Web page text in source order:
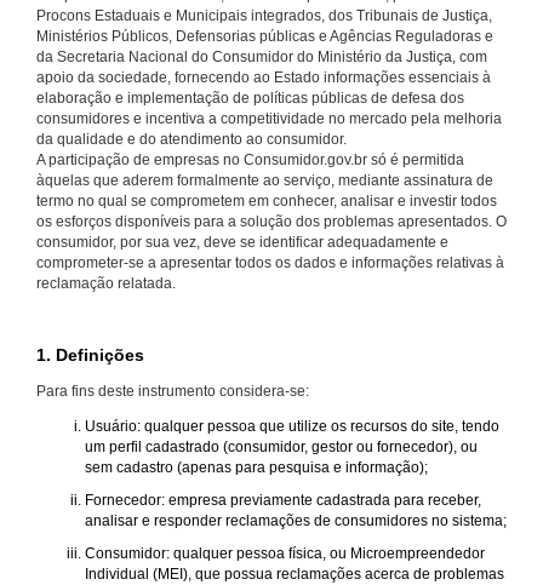
Procons Estaduais e Municipais integrados, dos Tribunais de Justiça,
Ministérios Públicos, Defensorias públicas e Agências Reguladoras e
da Secretaria Nacional do Consumidor do Ministério da Justiça, com
apoio da sociedade, fornecendo ao Estado informações essenciais à
elaboração e implementação de políticas públicas de defesa dos
consumidores e incentiva a competitividade no mercado pela melhoria
da qualidade e do atendimento ao consumidor.
A participação de empresas no Consumidor.gov.br só é permitida
àquelas que aderem formalmente ao serviço, mediante assinatura de
termo no qual se comprometem em conhecer, analisar e investir todos
os esforços disponíveis para a solução dos problemas apresentados. O
consumidor, por sua vez, deve se identificar adequadamente e
comprometer-se a apresentar todos os dados e informações relativas à
reclamação relatada.
1. Definições
Para fins deste instrumento considera-se:
Usuário: qualquer pessoa que utilize os recursos do site, tendo
um perfil cadastrado (consumidor, gestor ou fornecedor), ou
sem cadastro (apenas para pesquisa e informação);
Fornecedor: empresa previamente cadastrada para receber,
analisar e responder reclamações de consumidores no sistema;
Consumidor: qualquer pessoa física, ou Microempreendedor
Individual (MEI), que possua reclamações acerca de problemas